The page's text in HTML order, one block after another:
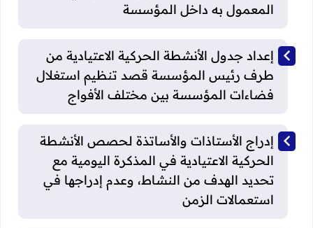
المعمول به داخل المؤسسة
إعداد جدول الأنشطة الحركية الاعتيادية من
طرف رئيس المؤسسة قصد تنظيم استغلال
فضاءات المؤسسة بين مختلف الأفواج
إدراج الأستاذات والأساتذة لحصص الأنشطة
الحركية الاعتيادية في المذكرة اليومية مع
تحديد الهدف من النشاط، وعدم إدراجها في
استعمالات الزمن